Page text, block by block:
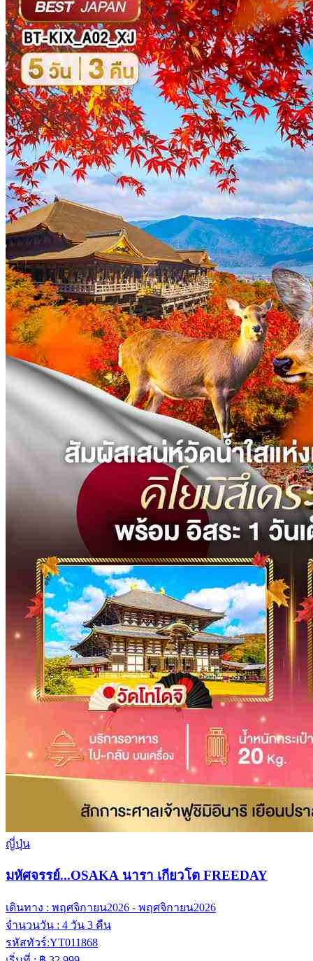
ญี่ปุ่น
มหัศจรรย์...OSAKA นารา เกียวโต FREEDAY
เดินทาง : พฤศจิกายน2026 - พฤศจิกายน2026
จำนวนวัน : 4 วัน 3 คืน
รหัสทัวร์:YT011868